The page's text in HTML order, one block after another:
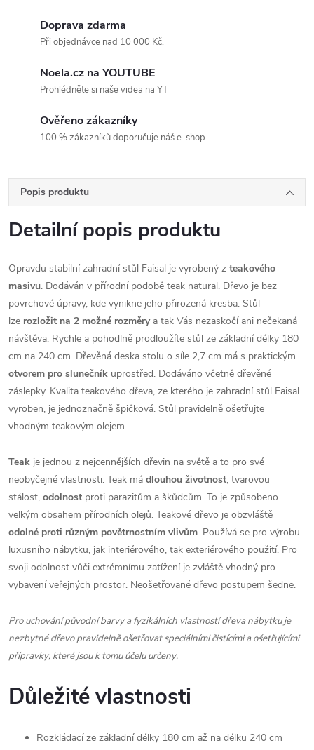
Doprava zdarma
Při objednávce nad 10 000 Kč.
Noela.cz na YOUTUBE
Prohlédněte si naše videa na YT
Ověřeno zákazníky
100 % zákazníků doporučuje náš e-shop.
Popis produktu
Detailní popis produktu
Opravdu stabilní zahradní stůl Faisal je vyrobený z teakového
masivu. Dodáván v přírodní podobě teak natural. Dřevo je bez
povrchové úpravy, kde vynikne jeho přirozená kresba. Stůl
lze rozložit na 2 možné rozměrya tak Vás nezaskočí ani nečekaná
návštěva. Rychle a pohodlně prodloužíte stůl ze základní délky 180
cm na 240 cm. Dřevěná deska stolu o síle 2,7 cm má s praktickým
otvorem pro slunečník uprostřed. Dodáváno včetně dřevěné
záslepky. Kvalita teakového dřeva, ze kterého je zahradní stůl Faisal
vyroben, je jednoznačně špičková. Stůl pravidelně ošetřujte
vhodným teakovým olejem.
Teak je jednou z nejcennějších dřevin na světě a to pro své
neobyčejné vlastnosti. Teak má dlouhou životnost, tvarovou
stálost, odolnost proti parazitům a škůdcům. To je způsobeno
velkým obsahem přírodních olejů. Teakové dřevo je obzvláště
odolné proti různým povětrnostním vlivům. Používá se pro výrobu
luxusního nábytku, jak interiérového, tak exteriérového použití. Pro
svoji odolnost vůči extrémnímu zatížení je zvláště vhodný pro
vybavení veřejných prostor. Neošetřované dřevo postupem šedne.
Pro uchování původní barvy a fyzikálních vlastností dřeva nábytku je
nezbytné dřevo pravidelně ošetřovat speciálními čistícími a ošetřujícími
přípravky, které jsou k tomu účelu určeny.
Důležité vlastnosti
Rozkládací ze základní délky 180 cm až na délku 240 cm